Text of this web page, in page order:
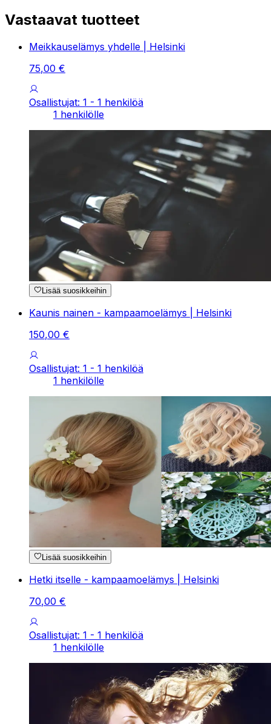
Vastaavat tuotteet
Meikkauselämys yhdelle | Helsinki
75,00 €
Osallistujat: 1 - 1 henkilöä
1 henkilölle
Lisää suosikkeihin
Kaunis nainen - kampaamoelämys | Helsinki
150,00 €
Osallistujat: 1 - 1 henkilöä
1 henkilölle
Lisää suosikkeihin
Hetki itselle - kampaamoelämys | Helsinki
70,00 €
Osallistujat: 1 - 1 henkilöä
1 henkilölle